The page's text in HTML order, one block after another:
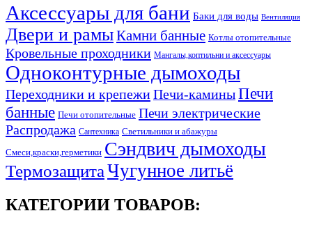
Аксессуары для бани Баки для воды Вентиляция
Двери и рамыКамни банные Котлы отопительные
Кровельные проходники Мангалы,коптильни и аксессуары
Одноконтурные дымоходы
Переходники и крепежиПечи-каминыПечи
банные Печи отопительные Печи электрические
Распродажа Сантехника Светильники и абажуры
Смеси,краски,герметики Сэндвич дымоходы
ТермозащитаЧугунное литьё
КАТЕГОРИИ ТОВАРОВ: